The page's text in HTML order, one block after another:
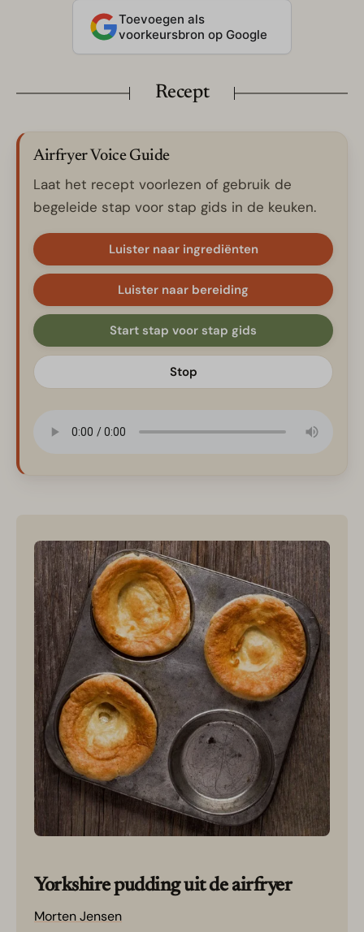
Toevoegen als
voorkeursbron op Google
Recept
Airfryer Voice Guide
Laat het recept voorlezen of gebruik de
begeleide stap voor stap gids in de keuken.
Luister naar ingrediënten
Luister naar bereiding
Start stap voor stap gids
Stop
Yorkshire pudding uit de airfryer
Morten Jensen